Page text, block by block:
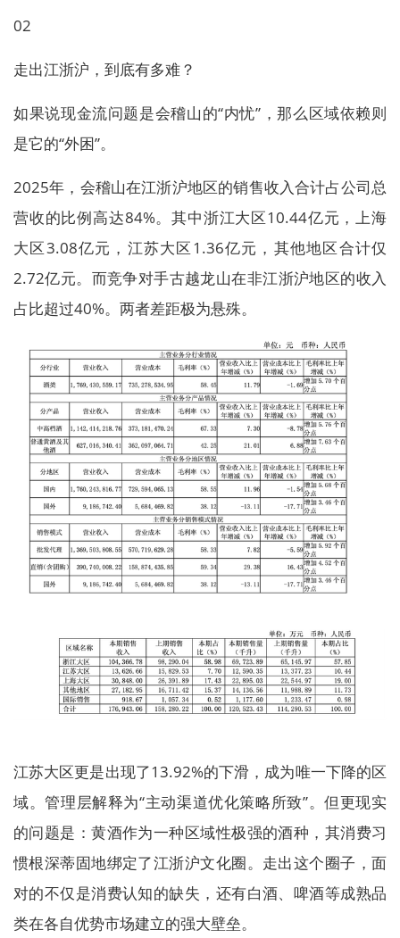
02
走出江浙沪，到底有多难？
如果说现金流问题是会稽山的“内忧”，那么区域依赖则
是它的“外困”。
2025年，会稽山在江浙沪地区的销售收入合计占公司总
营收的比例高达84%。其中浙江大区10.44亿元，上海
大区3.08亿元，江苏大区1.36亿元，其他地区合计仅
2.72亿元。而竞争对手古越龙山在非江浙沪地区的收入
占比超过40%。两者差距极为悬殊。
江苏大区更是出现了13.92%的下滑，成为唯一下降的区
域。管理层解释为“主动渠道优化策略所致”。但更现实
的问题是：黄酒作为一种区域性极强的酒种，其消费习
惯根深蒂固地绑定了江浙沪文化圈。走出这个圈子，面
对的不仅是消费认知的缺失，还有白酒、啤酒等成熟品
类在各自优势市场建立的强大壁垒。